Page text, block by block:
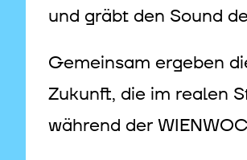
und gräbt den Sound
Gemeinsam ergeben
Zukunft, die im realen
während der